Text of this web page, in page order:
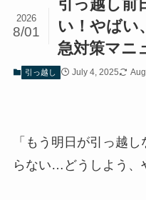
引っ越し前
い！やばい
急対策マニ
2026
8/01
引っ越し July 4, 2025
「もう明日が引っ越
らない…どうしよう、